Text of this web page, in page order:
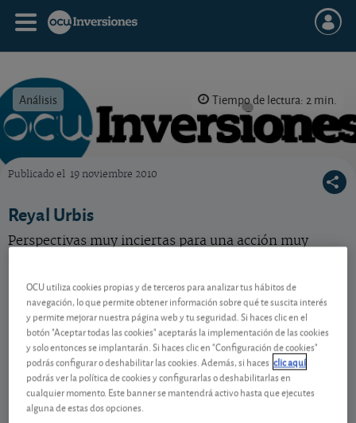
Análisis Tiempo de lectura: 2 min.
Publicado el 19 noviembre 2010
Reyal Urbis
Perspectivas muy inciertas para una acción muy
Contenido reservado a SOCIOS
Gestiona tu dinero con visión
experta
y consigue que cada euro trabaje
OCU utiliza cookies propias y de terceros para analizar tus hábitos de
navegación, lo que permite obtener información sobre qué te suscita interés
y permite mejorar nuestra página web y tu seguridad. Si haces clic en el
botón "Aceptar todas las cookies" aceptarás la implementación de las cookies
y solo entonces se implantarán. Si haces clic en "Configuración de cookies"
podrás configurar o deshabilitar las cookies. Además, si haces clic aquí
podrás ver la política de cookies y configurarlas o deshabilitarlas en
cualquier momento. Este banner se mantendrá activo hasta que ejecutes
alguna de estas dos opciones.